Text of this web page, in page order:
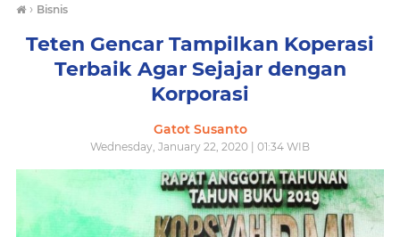
› Bisnis
Teten Gencar Tampilkan Koperasi
Terbaik Agar Sejajar dengan
Korporasi
Gatot Susanto
Wednesday, January 22, 2020 | 01:34 WIB